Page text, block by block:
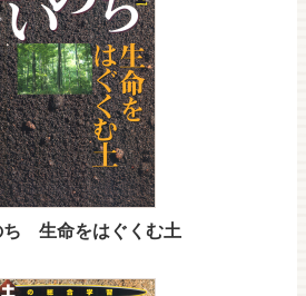
ち 生命をはぐくむ土